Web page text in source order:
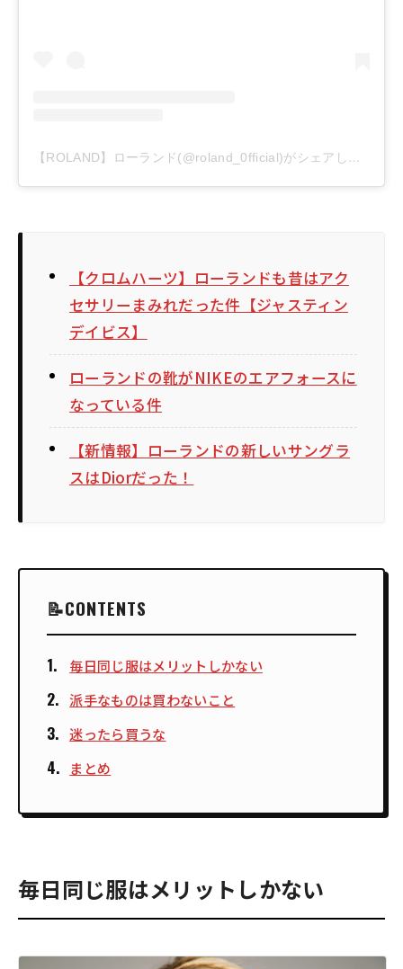
【ROLAND】ローランド(@roland_0fficial)がシェアした投稿
【クロムハーツ】ローランドも昔はアク
セサリーまみれだった件【ジャスティン
デイビス】
ローランドの靴がNIKEのエアフォースに
なっている件
【新情報】ローランドの新しいサングラ
スはDiorだった！
CONTENTS
毎日同じ服はメリットしかない
派手なものは買わないこと
迷ったら買うな
まとめ
毎日同じ服はメリットしかない